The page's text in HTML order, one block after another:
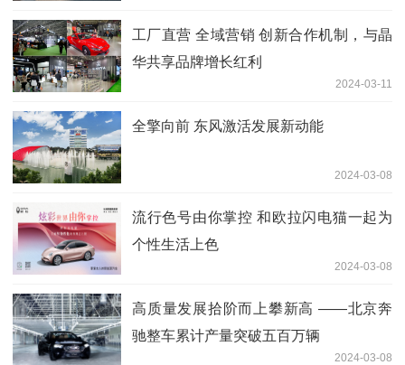
工厂直营 全域营销 创新合作机制，与晶
华共享品牌增长红利
2024-03-11
全擎向前 东风激活发展新动能
2024-03-08
流行色号由你掌控 和欧拉闪电猫一起为
个性生活上色
2024-03-08
高质量发展拾阶而上攀新高 ——北京奔
驰整车累计产量突破五百万辆
2024-03-08